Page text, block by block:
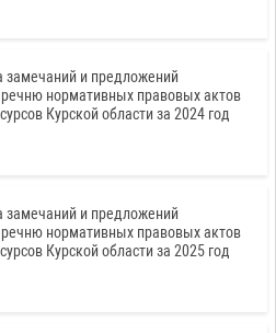
замечаний и предложений
нормативных правовых актов
Курской области за 2024 год
замечаний и предложений
нормативных правовых актов
Курской области за 2025 год